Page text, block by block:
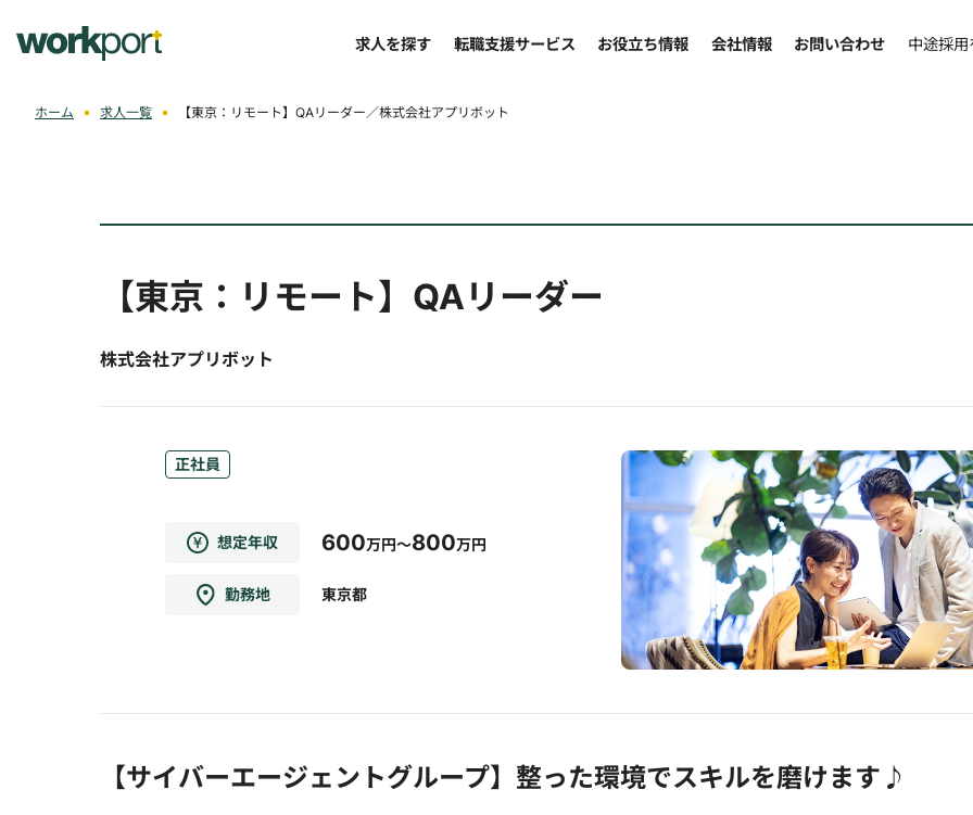
求人を探す 転職支援サービス お役立ち情報 会社情報 お問い合わせ 中途採
ホーム 求人一覧 【東京：リモート】QAリーダー／株式会社アプリボット
【東京：リモート】QAリーダー
株式会社アプリボット
正社員
想定年収 600万円～800万円
勤務地 東京都
【サイバーエージェントグループ】整った環境でスキルを磨けます♪